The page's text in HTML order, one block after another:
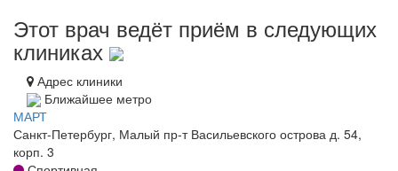
Этот врач ведёт приём в следующих
клиниках
Адрес клиники
Ближайшее метро
МАРТ
Санкт-Петербург, Малый пр-т Васильевского острова д. 54,
корп. 3